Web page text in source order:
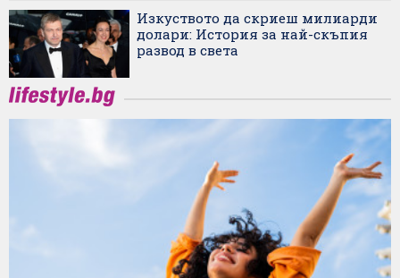
Изкуството да скриеш милиарди
долари: История за най-скъпия
развод в света